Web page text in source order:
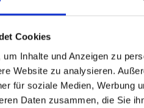
Cookies
Inhalte und Anzeigen zu
Website zu analysieren.
für soziale Medien, Werbung
Daten zusammen, die Sie